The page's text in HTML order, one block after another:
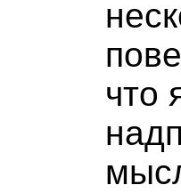
что